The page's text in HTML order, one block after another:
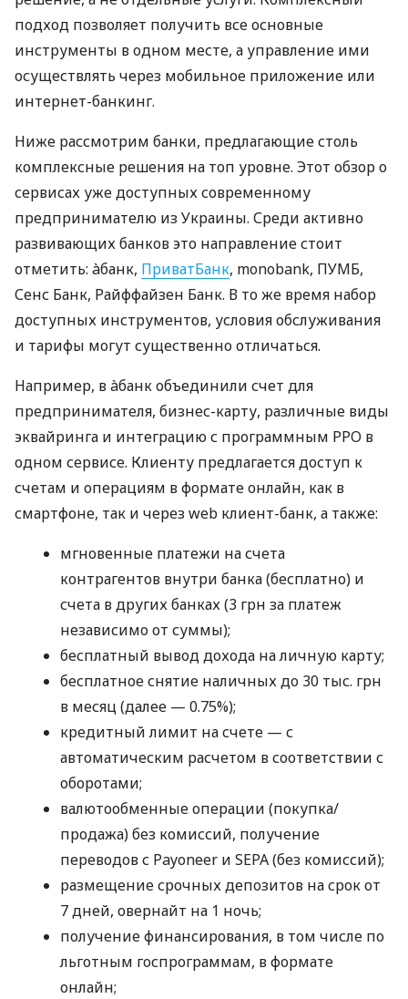
подход позволяет получить все основные
инструменты в одном месте, а управление ими
осуществлять через мобильное приложение или
интернет-банкинг.
Ниже рассмотрим банки, предлагающие столь
комплексные решения на топ уровне. Этот обзор о
сервисах уже доступных современному
предпринимателю из Украины. Среди активно
развивающих банков это направление стоит
отметить: àбанк, ПриватБанк, monobank, ПУМБ,
Сенс Банк, Райффайзен Банк. В то же время набор
доступных инструментов, условия обслуживания
и тарифы могут существенно отличаться.
Например, в àбанк объединили счет для
предпринимателя, бизнес-карту, различные виды
эквайринга и интеграцию с программным РРО в
одном сервисе. Клиенту предлагается доступ к
счетам и операциям в формате онлайн, как в
смартфоне, так и через web клиент-банк, а также:
мгновенные платежи на счета
контрагентов внутри банка (бесплатно) и
счета в других банках (3 грн за платеж
независимо от суммы);
бесплатный вывод дохода на личную карту;
бесплатное снятие наличных до 30 тыс. грн
в месяц (далее — 0.75%);
кредитный лимит на счете — с
автоматическим расчетом в соответствии с
оборотами;
валютообменные операции (покупка/
продажа) без комиссий, получение
переводов с Payoneer и SEPA (без комиссий);
размещение срочных депозитов на срок от
7 дней, овернайт на 1 ночь;
получение финансирования, в том числе по
льготным госпрограммам, в формате
онлайн;